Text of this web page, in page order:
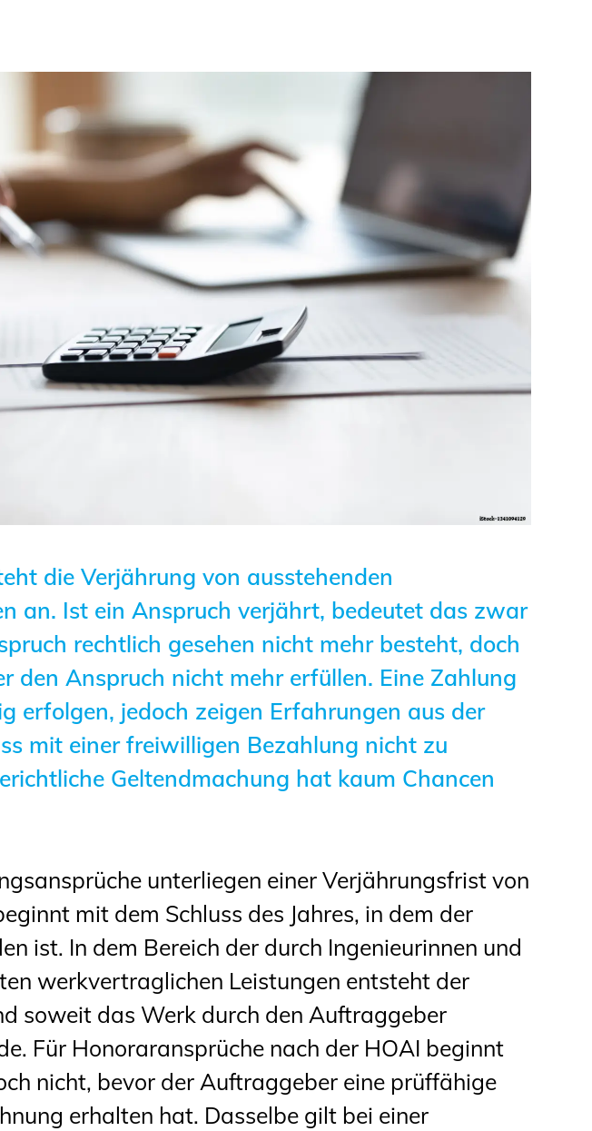
Formulare
und Ingenieure
und
Zustands- und
mit
und Studierende
Projekte für
Schülerinnen und
Schüler
START.ING. Das
Studierenden Praxis-
Programm
Wissenswertes für
Studierende
Wettbewerbe für
Kammer Newsletter
Kontakt und Anfahrt
Impressum
Datenschutz
Ingenieurakademie
West
die Verjährung von ausstehenden
an. Ist ein Anspruch verjährt, bedeutet das zwar
rechtlich gesehen nicht mehr besteht, doch
den Anspruch nicht mehr erfüllen. Eine Zahlung
erfolgen, jedoch zeigen Erfahrungen aus der
mit einer freiwilligen Bezahlung nicht zu
Geltendmachung hat kaum Chancen
unterliegen einer Verjährungsfrist von
mit dem Schluss des Jahres, in dem der
ist. In dem Bereich der durch Ingenieurinnen und
werkvertraglichen Leistungen entsteht der
soweit das Werk durch den Auftraggeber
Für Honoraransprüche nach der HOAI beginnt
nicht, bevor der Auftraggeber eine prüffähige
erhalten hat. Dasselbe gilt bei einer